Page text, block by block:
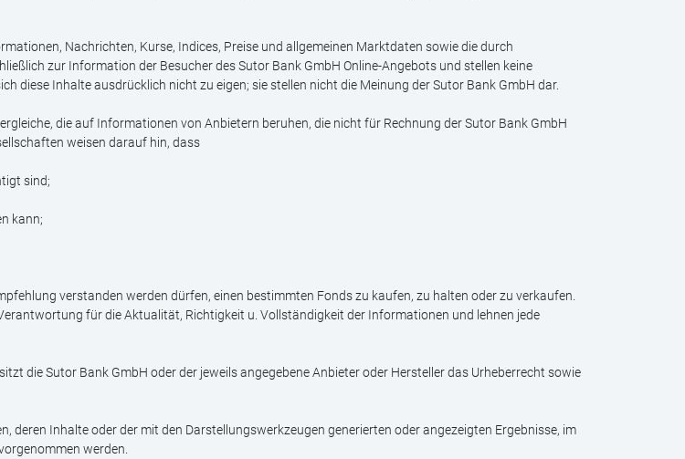
Nachrichten, Kurse, Indices, Preise und allgemeinen Marktdaten sowie die durch
zur Information der Besucher des Sutor Bank GmbH Online-Angebots und stellen keine
diese Inhalte ausdrücklich nicht zu eigen; sie stellen nicht die Meinung der Sutor Bank GmbH dar.
die auf Informationen von Anbietern beruhen, die nicht für Rechnung der Sutor Bank GmbH
weisen darauf hin, dass
sind;
kann;
verstanden werden dürfen, einen bestimmten Fonds zu kaufen, zu halten oder zu verkaufen.
für die Aktualität, Richtigkeit u. Vollständigkeit der Informationen und lehnen jede
die Sutor Bank GmbH oder der jeweils angegebene Anbieter oder Hersteller das Urheberrecht sowie
deren Inhalte oder der mit den Darstellungswerkzeugen generierten oder angezeigten Ergebnisse, im
werden.